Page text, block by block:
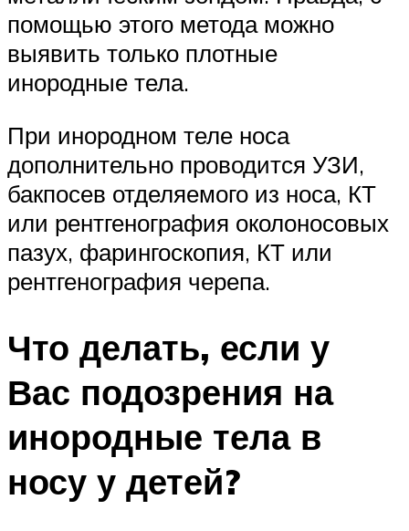
помощью этого метода можно
выявить только плотные
инородные тела.
При инородном теле носа
дополнительно проводится УЗИ,
бакпосев отделяемого из носа, КТ
или рентгенография околоносовых
пазух, фарингоскопия, КТ или
рентгенография черепа.
Что делать, если у
Вас подозрения на
инородные тела в
носу у детей?